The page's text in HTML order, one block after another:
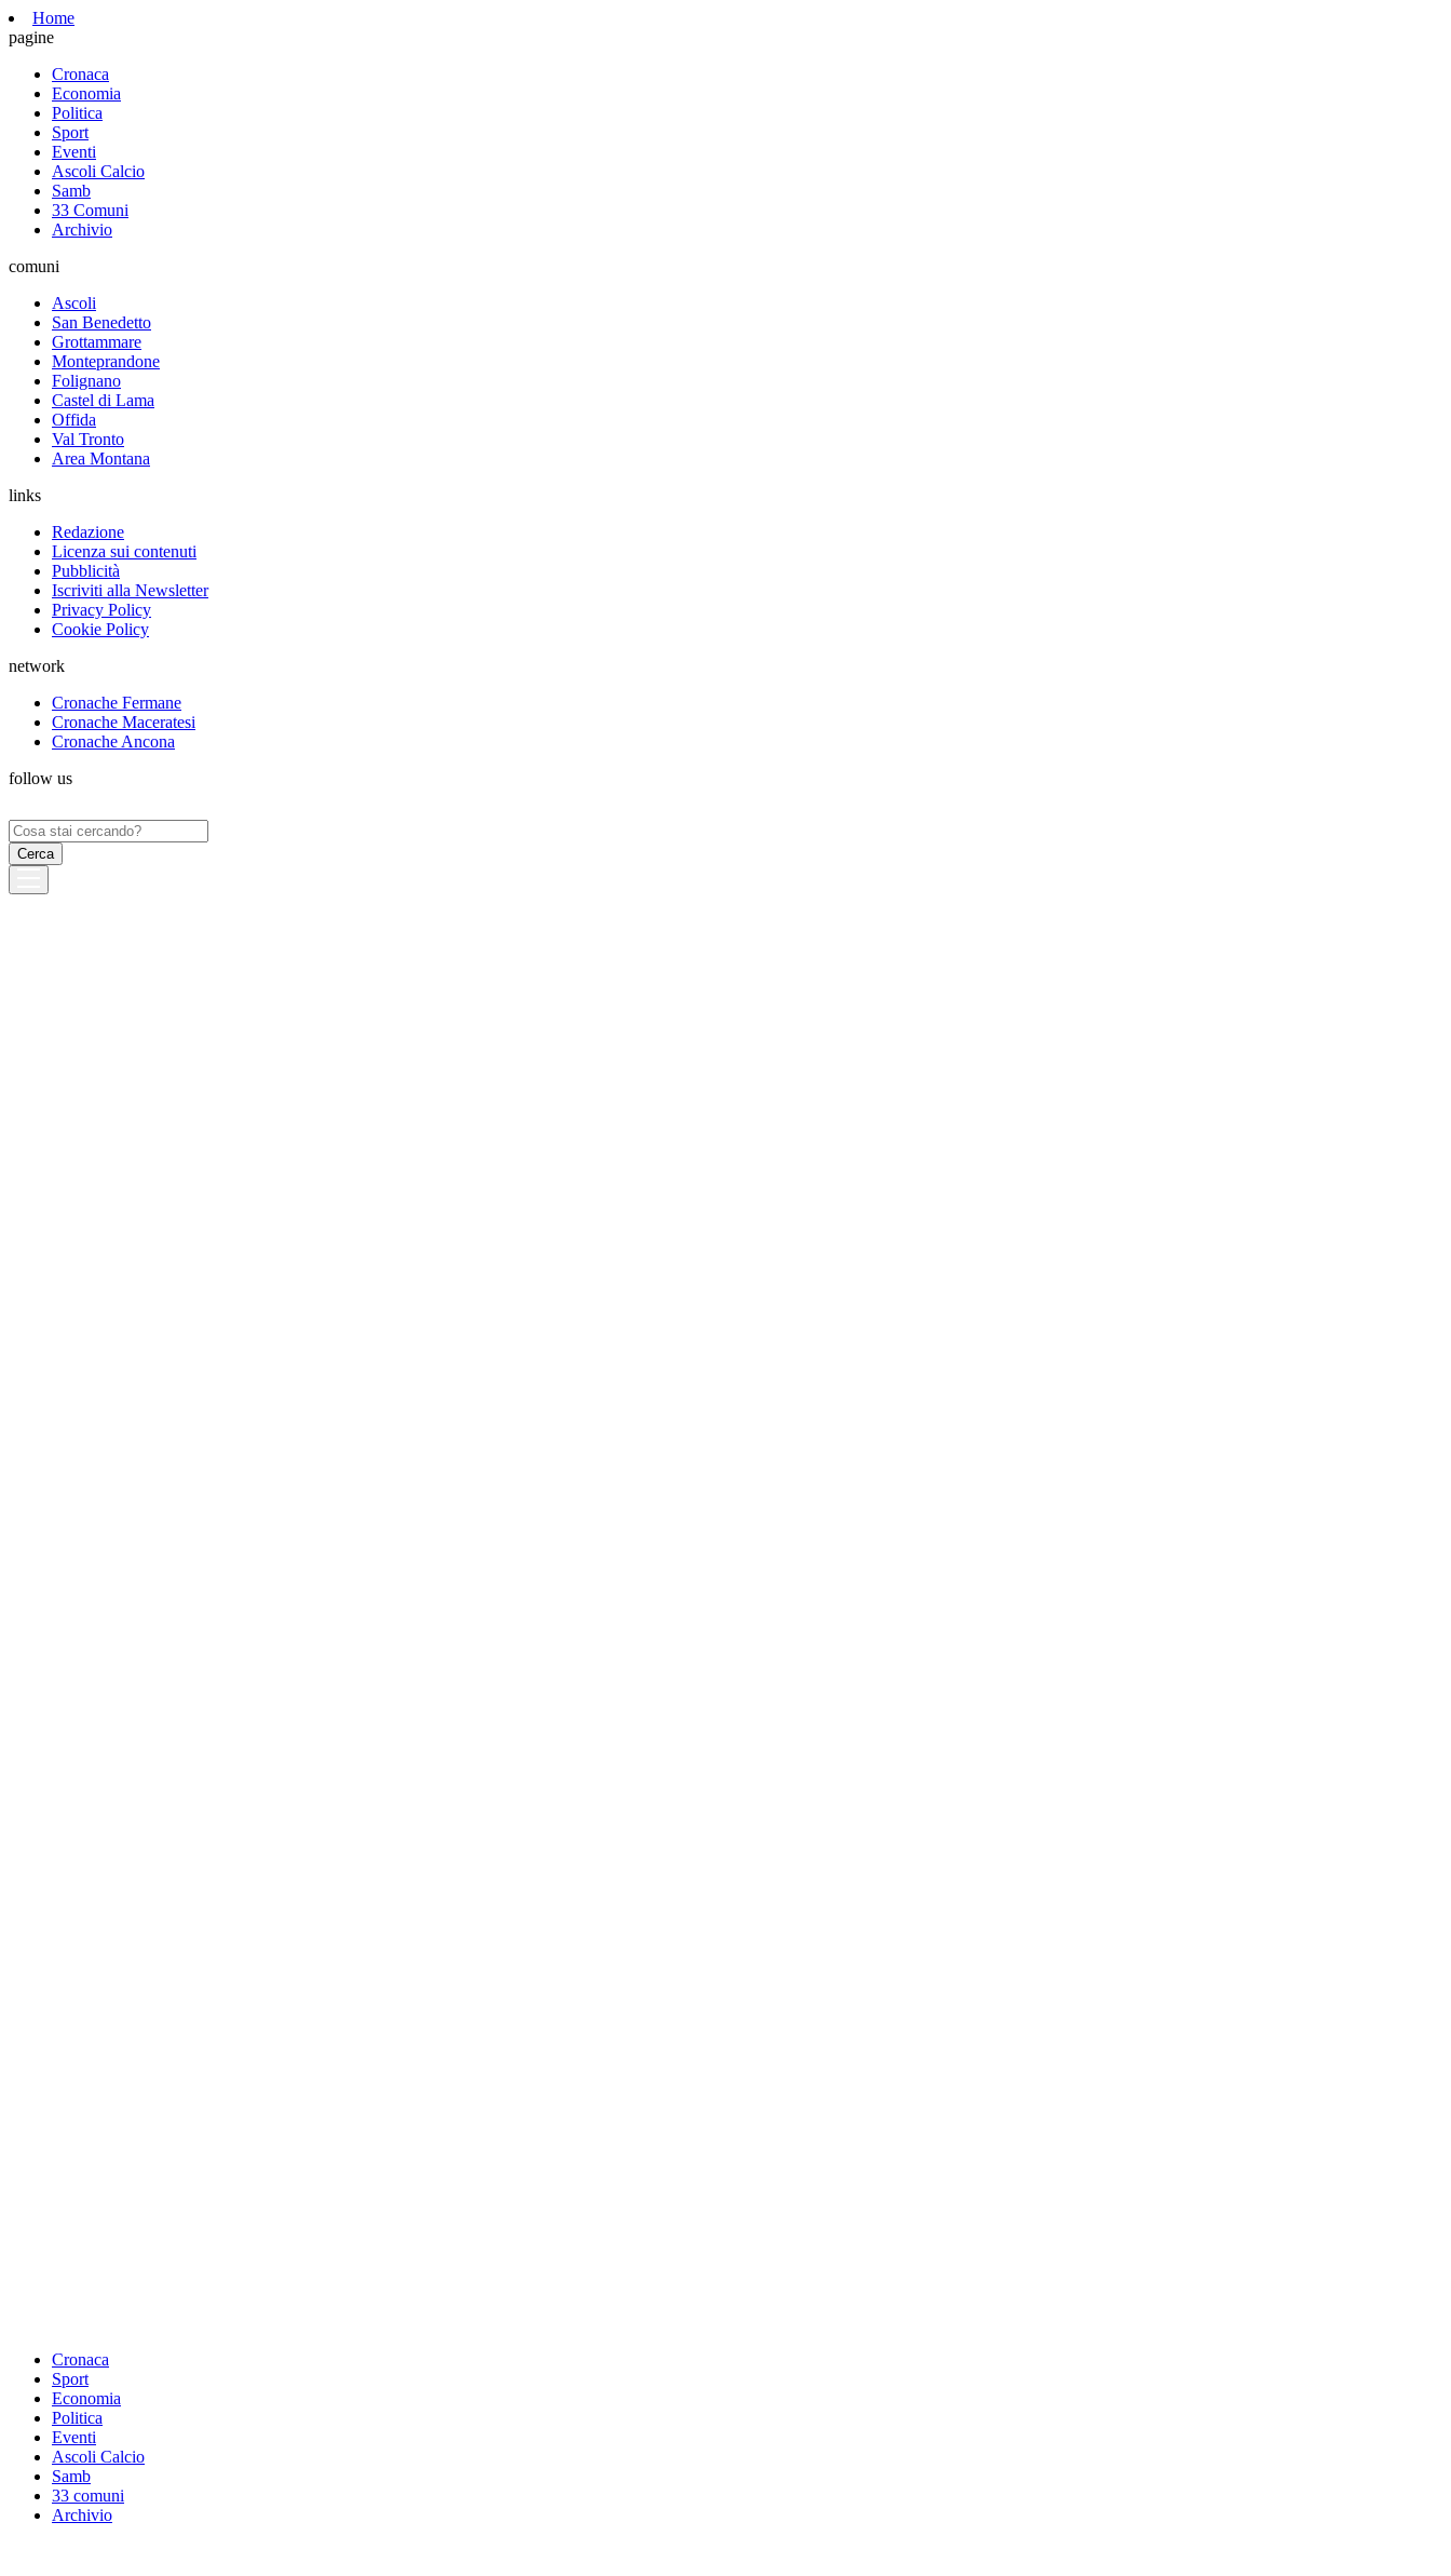
Home
pagine
Cronaca
Economia
Politica
Sport
Eventi
Ascoli Calcio
Samb
33 Comuni
Archivio
comuni
Ascoli
San Benedetto
Grottammare
Monteprandone
Folignano
Castel di Lama
Offida
Val Tronto
Area Montana
links
Redazione
Licenza sui contenuti
Pubblicità
Iscriviti alla Newsletter
Privacy Policy
Cookie Policy
network
Cronache Fermane
Cronache Maceratesi
Cronache Ancona
follow us
Ricerca
per:
Cronaca
Sport
Economia
Politica
Eventi
Ascoli Calcio
Samb
33 comuni
Archivio